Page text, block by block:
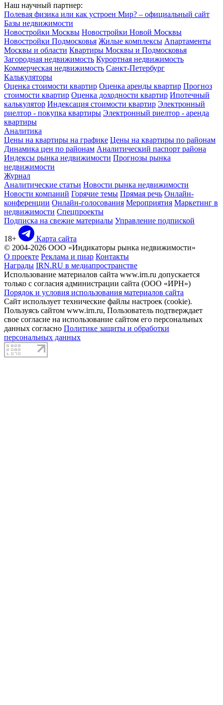
Наш научный партнер:
Полевая физика или как устроен Мир? – официальный сайт
Базы недвижимости
Новостройки Москвы Новостройки Новой Москвы
Новостройки Подмосковья Жилые комплексы Апартаменты
Москвы и области Квартиры Москвы и Подмосковья
Загородная недвижимость Курортная недвижимость
Коммерческая недвижимость Санкт-Петербург
Калькуляторы
Оценка стоимости квартир Оценка аренды квартир Прогноз
стоимости квартир Оценка доходности квартир Ипотечный
калькулятор Индексация стоимости квартир Электронный
риелтор - покупка квартиры Электронный риелтор - аренда
квартиры
Аналитика
Цены на квартиры на графике Цены на квартиры по районам
Динамика цен по районам Аналитический паспорт района
Индексы рынка недвижимости Прогнозы рынка
недвижимости
Журнал
Аналитические статьи Новости рынка недвижимости
Новости компаний Горячие темы Прямая речь Онлайн-
конференции Онлайн-голосования Мероприятия Маркетинг в
недвижимости Спецпроекты
Подписка на свежие материалы Управление подпиской
18+
Карта сайта
© 2004-2026 ООО «Индикаторы рынка недвижимости»
О проекте Реклама и пиар Контакты
Награды IRN.RU в медиапространстве
Использование материалов сайта www.irn.ru допускается
только с согласия администрации сайта (ООО «ИРН»)
Порядок и условия использования материалов сайта
Сайт использует технические файлы настроек (cookie).
Пользуясь сайтом www.irn.ru, Пользователь подтверждает
свое согласие на использование сайтом его персональных
данных согласно Политике защиты и обработки
персональных данных